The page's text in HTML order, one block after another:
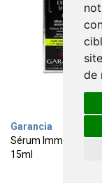
de
Garancia
Sérum Immortal
15ml